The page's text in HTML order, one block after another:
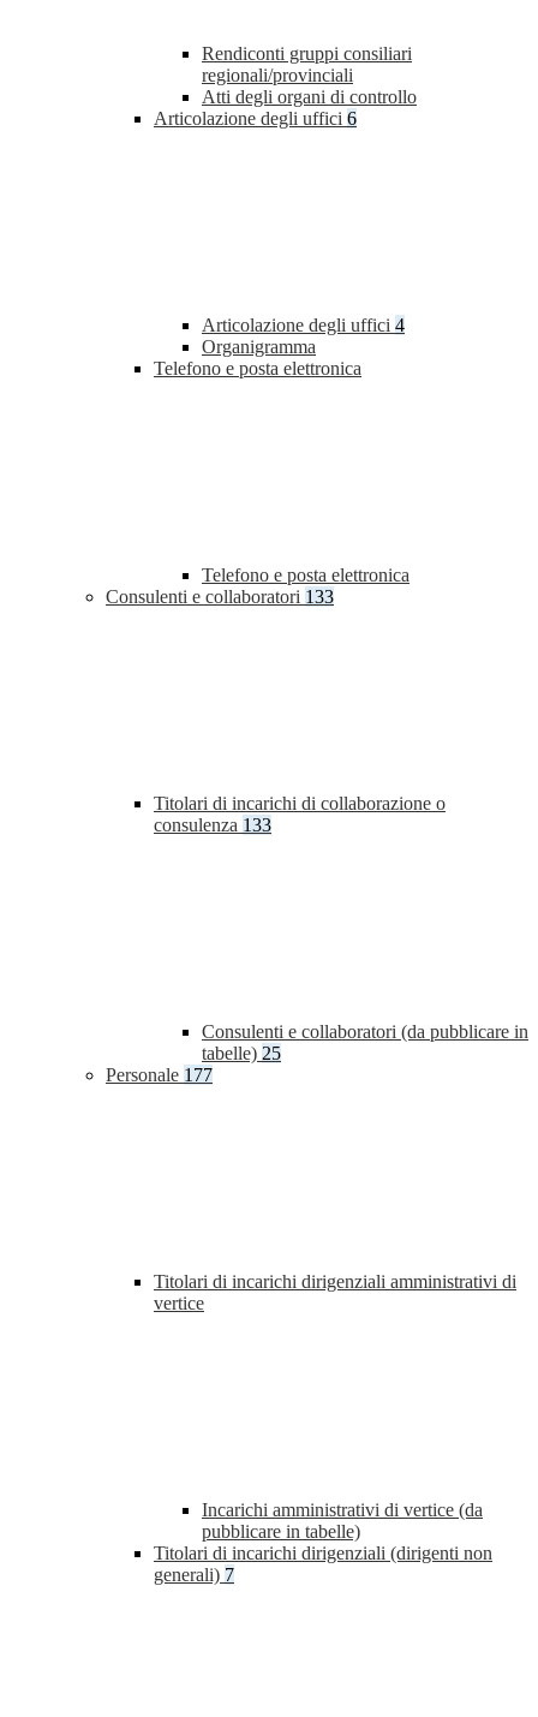
Rendiconti gruppi consiliari
regionali/provinciali
Atti degli organi di controllo
Articolazione degli uffici 6
Articolazione degli uffici 4
Organigramma
Telefono e posta elettronica
Telefono e posta elettronica
Consulenti e collaboratori 133
Titolari di incarichi di collaborazione o
consulenza 133
Consulenti e collaboratori (da pubblicare in
tabelle) 25
Personale 177
Titolari di incarichi dirigenziali amministrativi di
vertice
Incarichi amministrativi di vertice (da
pubblicare in tabelle)
Titolari di incarichi dirigenziali (dirigenti non
generali) 7